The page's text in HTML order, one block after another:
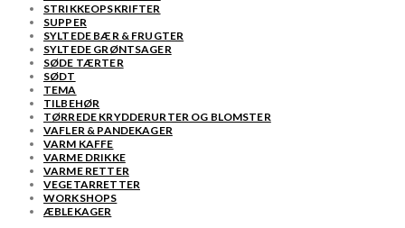
STRIKKEOPSKRIFTER
SUPPER
SYLTEDE BÆR & FRUGTER
SYLTEDE GRØNTSAGER
SØDE TÆRTER
SØDT
TEMA
TILBEHØR
TØRREDE KRYDDERURTER OG BLOMSTER
VAFLER & PANDEKAGER
VARM KAFFE
VARME DRIKKE
VARME RETTER
VEGETARRETTER
WORKSHOPS
ÆBLEKAGER